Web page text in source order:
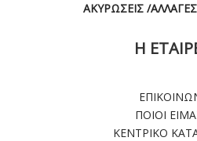
ΑΚΥΡΩΣΕΙΣ /
Η
ΠΟΙΟΙ
ΚΕΝΤΡΙΚΟ